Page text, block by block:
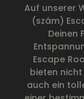
Auf unserer
(szám)
Deinen
Escape
bieten
auch ein